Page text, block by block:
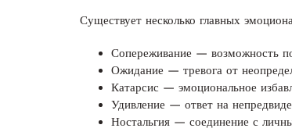
Существует несколько главных
Сопереживание — возможность
Ожидание — тревога от
Катарсис — эмоциональное
Удивление — ответ на
Ностальгия — соединение с